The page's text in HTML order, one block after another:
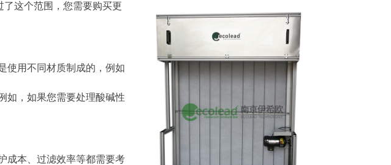
这个范围，您需要购买更
使用不同材质制成的，例如
如，如果您需要处理酸碱性
成本、过滤效率等都需要考